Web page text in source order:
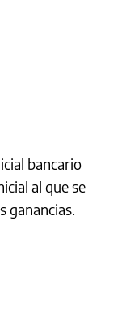
bancario
al que se
ganancias.